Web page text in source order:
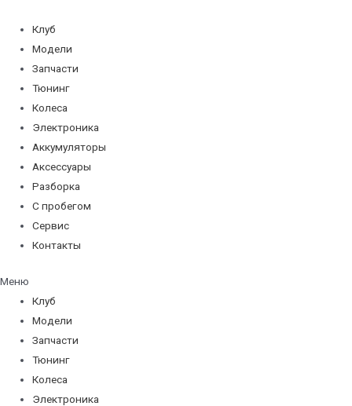
содержимому
Клуб
Модели
Запчасти
Тюнинг
Колеса
Электроника
Аккумуляторы
Аксессуары
Разборка
С пробегом
Сервис
Контакты
Меню
Клуб
Модели
Запчасти
Тюнинг
Колеса
Электроника